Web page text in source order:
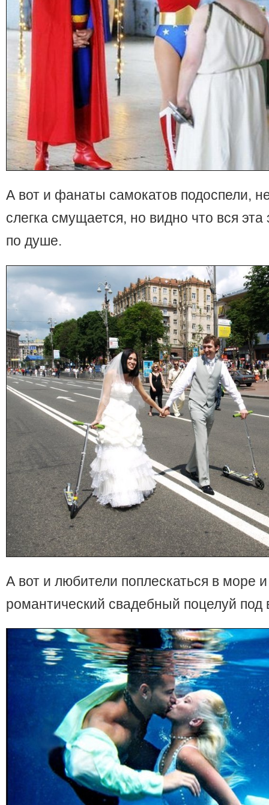
А вот и фанаты самокатов подоспели,
слегка смущается, но видно что вся
по душе.
А вот и любители поплескаться в море
романтический свадебный поцелуй под